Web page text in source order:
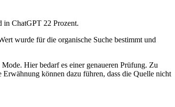
in ChatGPT 22 Prozent.
wurde für die organische Suche bestimmt und
Hier bedarf es einer genaueren Prüfung. Zu
können dazu führen, dass die Quelle nicht